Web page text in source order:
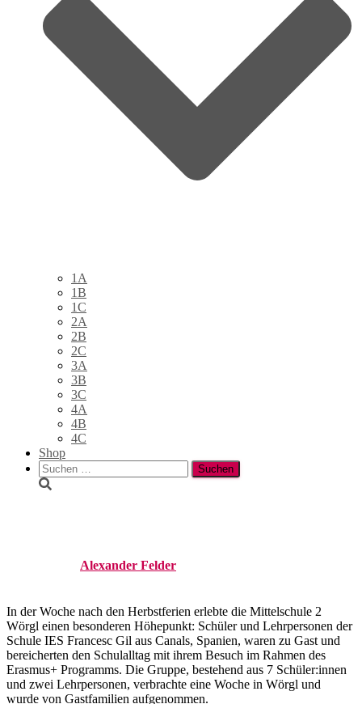
1A
1B
1C
2A
2B
2C
3A
3B
3C
4A
4B
4C
Shop
Suchen
nach:
Alexander Felder
In der Woche nach den Herbstferien erlebte die Mittelschule 2
Wörgl einen besonderen Höhepunkt: Schüler und Lehrpersonen der
Schule IES Francesc Gil aus Canals, Spanien, waren zu Gast und
bereicherten den Schulalltag mit ihrem Besuch im Rahmen des
Erasmus+ Programms. Die Gruppe, bestehend aus 7 Schüler:innen
und zwei Lehrpersonen, verbrachte eine Woche in Wörgl und
wurde von Gastfamilien aufgenommen.